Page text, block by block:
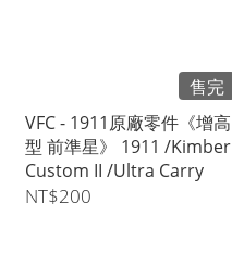
售完
VFC - 1911原廠零件《增高
型 前準星》 1911 /Kimber
Custom II /Ultra Carry
NT$200